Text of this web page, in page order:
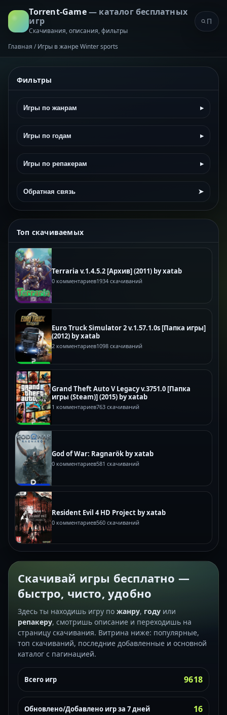
Torrent-Game— каталог бесплатных
игр
Скачивания, описания, фильтры
Главная / Игры в жанре Winter sports
Фильтры
Игры по жанрам ▸
Игры по годам ▸
Игры по репакерам ▸
Обратная связь ➤
Топ скачиваемых
Terraria v.1.4.5.2 [Архив] (2011) by xatab
0 комментариев1934 скачиваний
Euro Truck Simulator 2 v.1.57.1.0s [Папка игры]
(2012) by xatab
2 комментариев1098 скачиваний
Grand Theft Auto V Legacy v.3751.0 [Папка
игры (Steam)] (2015) by xatab
1 комментариев763 скачиваний
God of War: Ragnarök by xatab
0 комментариев581 скачиваний
Resident Evil 4 HD Project by xatab
0 комментариев560 скачиваний
Скачивай игры бесплатно —
быстро, чисто, удобно
Здесь ты находишь игру по жанру, году или
репакеру, смотришь описание и переходишь на
страницу скачивания. Витрина ниже: популярные,
топ скачиваний, последние добавленные и основной
каталог с пагинацией.
Всего игр 9618
Обновлено/Добавлено игр за 7 дней 16